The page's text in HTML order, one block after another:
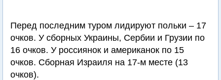
Перед последним туром лидируют польки – 17
очков. У сборных Украины, Сербии и Грузии по
16 очков. У россиянок и американок по 15
очков. Сборная Израиля на 17-м месте (13
очков).